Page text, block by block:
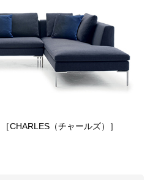
CHARLES（チャールズ）］